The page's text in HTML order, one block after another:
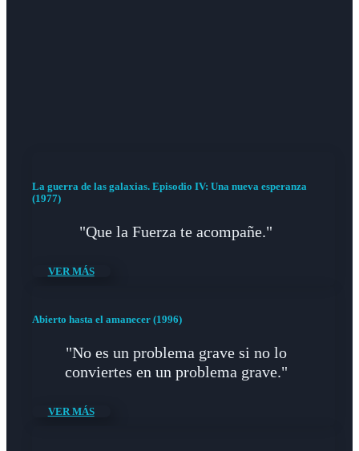
La guerra de las galaxias. Episodio IV: Una nueva esperanza
(1977)
"Que la Fuerza te acompañe."
VER MÁS
Abierto hasta el amanecer (1996)
"No es un problema grave si no lo
conviertes en un problema grave."
VER MÁS